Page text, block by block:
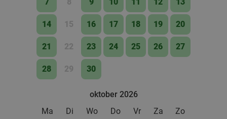
2-gangen keuzediner om af te halen
Wo
Indus Catering
Nunspeet
14 15 16 17 18 19 20
21 22 23 24 25 26 27
28 29 30
oktober 2026
Ma
Di Wo Do Vr Za Zo